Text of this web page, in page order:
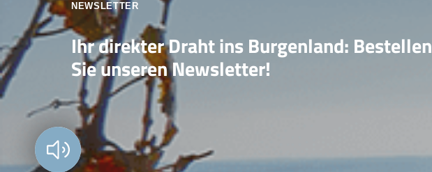
Vorlesen?
NEWSLETTER
Ihr direkter Draht ins Burgenland: Bestellen
Sie unseren Newsletter!